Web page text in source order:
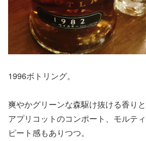
1996ボトリング。
爽やかグリーンな森駆け抜ける香りと
アプリコットのコンポート、モルテ
ピート感もありつつ。